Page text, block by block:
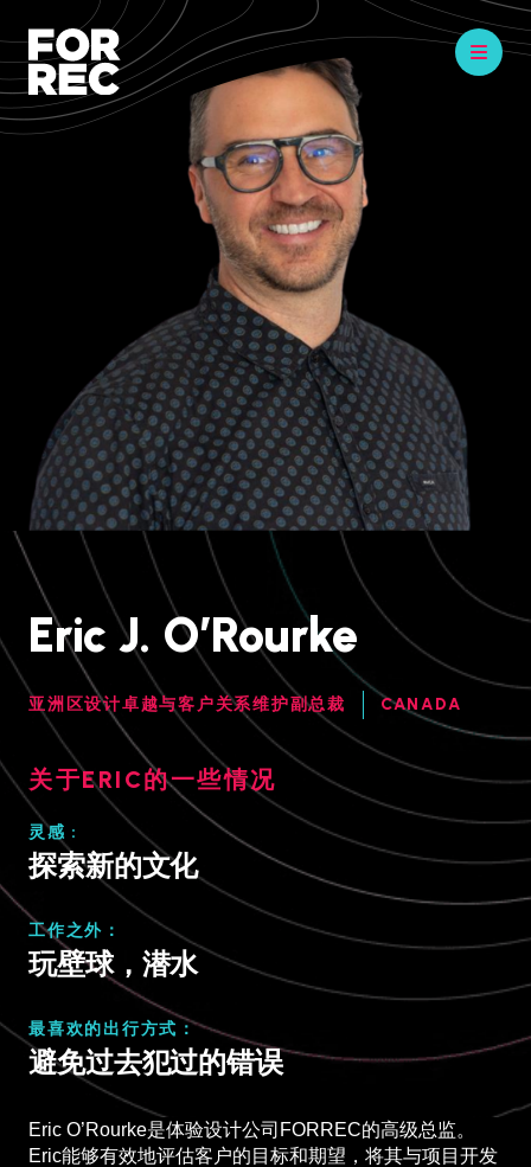
Eric J. O’Rourke
亚洲区设计卓越与客户关系维护副总裁 CANADA
关于ERIC的一些情况
灵感 :
探索新的文化
工作之外：
玩壁球，潜水
最喜欢的出行方式：
避免过去犯过的错误
Eric O’Rourke是体验设计公司FORREC的高级总监。
Eric能够有效地评估客户的目标和期望，将其与项目开发